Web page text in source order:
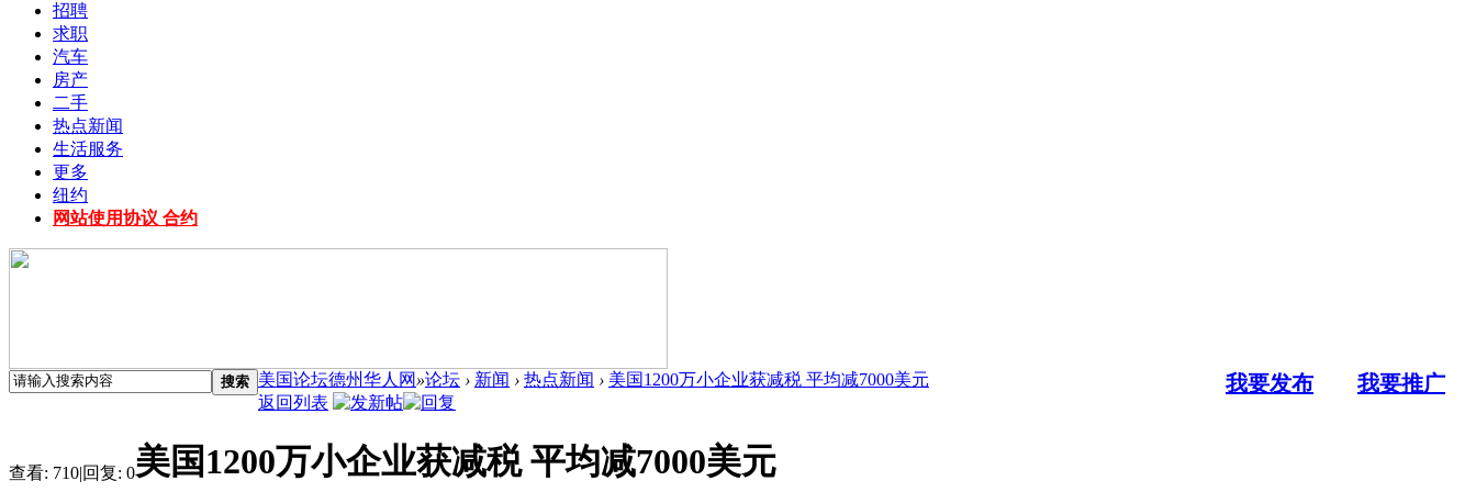
招聘
求职
汽车
房产
二手
热点新闻
生活服务
更多
纽约
网站使用协议 合约
搜索 我要发布 我要推广
美国论坛德州华人网 »论坛 › 新闻 › 热点新闻 › 美国1200万小企业获减税 平均减7000美元
返回列表
查看: 710|回复: 0美国1200万小企业获减税 平均减7000美元